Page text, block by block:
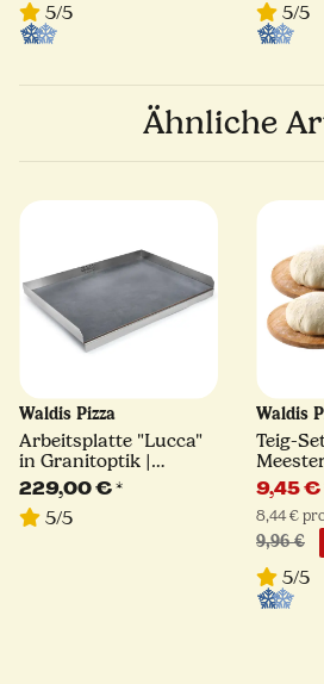
5/5 5/5
Ähnliche
Waldis Pizza
Arbeitsplatte "Lucca"
in Granitoptik |
68,5cm x 49,5cm |
Waldis Pizza
229,00 €*
5/5
Waldis
Teig-
9,45 €
8,44 €
9,96 €
5/5